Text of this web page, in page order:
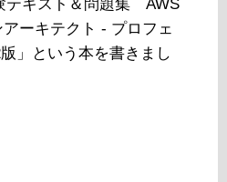
テキスト＆問題集 AWS
ーキテクト - プロフェ
」という本を書きまし